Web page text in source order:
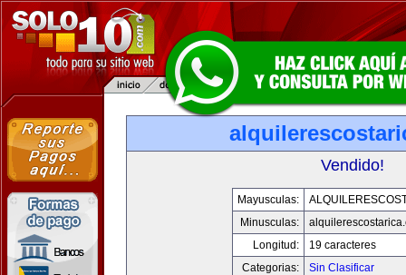
Vendido!
Mayusculas:
Minusculas:
Longitud:
19 caracteres
Categorias:
Sin Clasificar